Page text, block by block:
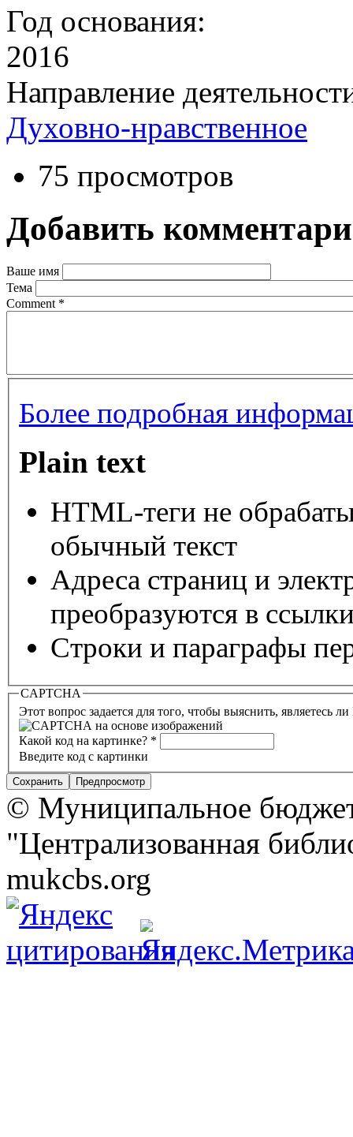
Год основания:
2016
Направление
Духовно-нравственное
75 просмотров
Добавить
Ваше имя
Тема
Comment *
Более подробная
Plain text
HTML-теги не
обычный текст
Адреса страниц и
преобразуются в
Строки и параграфы
CAPTCHA
Этот вопрос задается для того, чтобы выяснить, являетесь
Какой код на картинке? *
Введите код с картинки
© Муниципальное
"Централизованная
mukcbs.org